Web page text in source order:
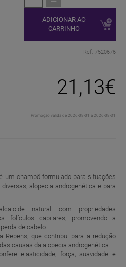
ADICIONAR AO
CARRINHO
Ref. 7520676
21,13€
Promoção válida de 2026-08-01 a 2026-08-31
um champô formulado para situações
alopecia androgenética e para
natural com propriedades
folículos capilares, promovendo a
de cabelo.
Repens, que contribui para a redução
causas da alopecia androgenética.
elasticidade, força, suavidade e